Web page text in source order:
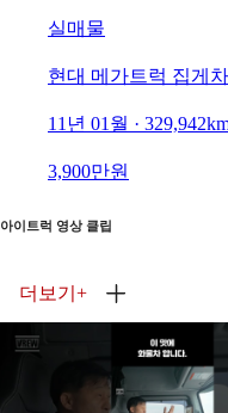
실매물
현대 메가트럭 집게
11년 01월 ·
3,900만원
아이트럭 영상 클립
더보기 +